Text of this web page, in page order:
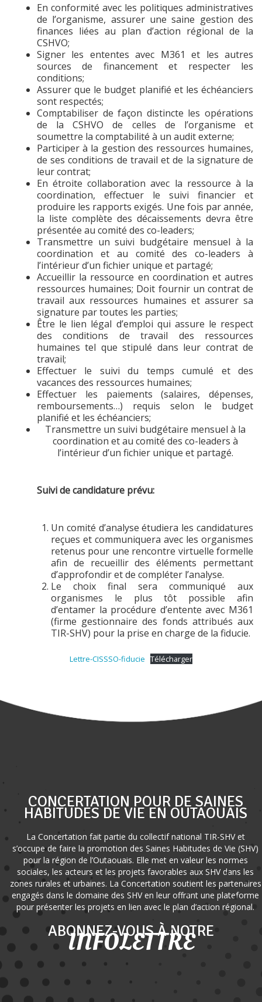
En conformité avec les politiques administratives
de l’organisme, assurer une saine gestion des
finances liées au plan d’action régional de la
CSHVO;
Signer les ententes avec M361 et les autres
sources de financement et respecter les
conditions;
Assurer que le budget planifié et les échéanciers
sont respectés;
Comptabiliser de façon distincte les opérations
de la CSHVO de celles de l’organisme et
soumettre la comptabilité à un audit externe;
Participer à la gestion des ressources humaines,
de ses conditions de travail et de la signature de
leur contrat;
En étroite collaboration avec la ressource à la
coordination, effectuer le suivi financier et
produire les rapports exigés. Une fois par année,
la liste complète des décaissements devra être
présentée au comité des co-leaders;
Transmettre un suivi budgétaire mensuel à la
coordination et au comité des co-leaders à
l’intérieur d’un fichier unique et partagé;
Accueillir la ressource en coordination et autres
ressources humaines; Doit fournir un contrat de
travail aux ressources humaines et assurer sa
signature par toutes les parties;
Être le lien légal d’emploi qui assure le respect
des conditions de travail des ressources
humaines tel que stipulé dans leur contrat de
travail;
Effectuer le suivi du temps cumulé et des
vacances des ressources humaines;
Effectuer les paiements (salaires, dépenses,
remboursements…) requis selon le budget
planifié et les échéanciers;
Transmettre un suivi budgétaire mensuel à la
coordination et au comité des co-leaders à
l’intérieur d’un fichier unique et partagé.
Suivi de candidature prévu:
Un comité d’analyse étudiera les candidatures
reçues et communiquera avec les organismes
retenus pour une rencontre virtuelle formelle
afin de recueillir des éléments permettant
d’approfondir et de compléter l’analyse.
Le choix final sera communiqué aux
organismes le plus tôt possible afin
d’entamer la procédure d’entente avec M361
(firme gestionnaire des fonds attribués aux
TIR-SHV) pour la prise en charge de la fiducie.
Lettre-CISSSO-fiducie Télécharger
CONCERTATION POUR DE SAINES
HABITUDES DE VIE EN OUTAOUAIS
La Concertation fait partie du collectif national TIR-SHV et
s’occupe de faire la promotion des Saines Habitudes de Vie (SHV)
pour la région de l’Outaouais. Elle met en valeur les normes
sociales, les acteurs et les projets favorables aux SHV dans les
zones rurales et urbaines. La Concertation soutient les partenaires
engagés dans le domaine des SHV en leur offrant une plateforme
pour présenter les projets en lien avec le plan d’action régional.
ABONNEZ-VOUS À NOTRE
INFOLETTRE